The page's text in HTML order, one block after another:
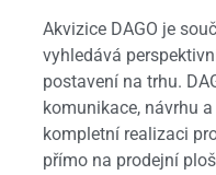
Akvizice DAGO je
vyhledává
postavení na trhu.
komunikace, návrhu
kompletní realizaci
přímo na prodejní